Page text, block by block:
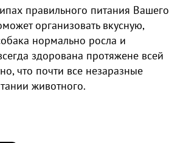
правильного питания Вашего
организовать вкусную,
нормально росла и
здорована протяжене всей
что почти все незаразные
животного.